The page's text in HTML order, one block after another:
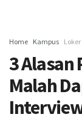
Home Kampus Loker
3 Alasan
Malah